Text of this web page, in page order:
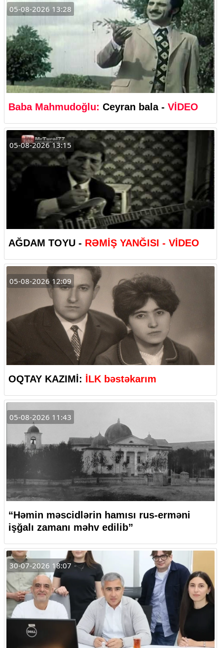
05-08-2026 13:28
Baba Mahmudoğlu: Ceyran bala - VİDEO
05-08-2026 13:15
AĞDAM TOYU - RƏMİŞ YANĞISI - VİDEO
05-08-2026 12:09
OQTAY KAZIMİ: İLK bəstəkarım
05-08-2026 11:43
“Həmin məscidlərin hamısı rus-erməni
işğalı zamanı məhv edilib”
30-07-2026 18:07